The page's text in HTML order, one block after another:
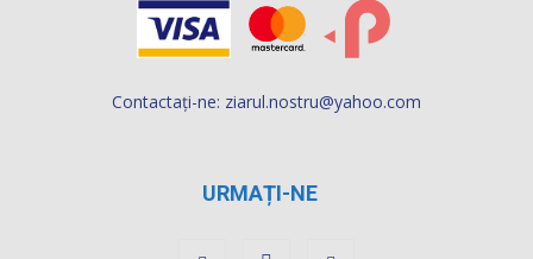
Contactați-ne: ziarul.nostru@yahoo.com
URMAȚI-NE